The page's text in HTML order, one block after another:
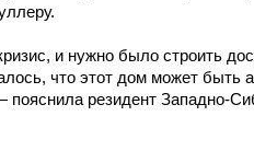
и нужно было строить
что этот дом может быть
пояснила резидент Западно-